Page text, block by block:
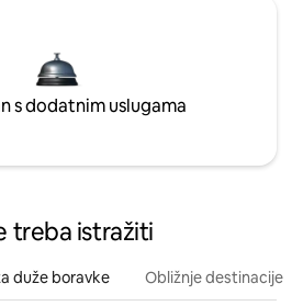
s dodatnim uslugama
treba istražiti
duže boravke Obližnje destinacije